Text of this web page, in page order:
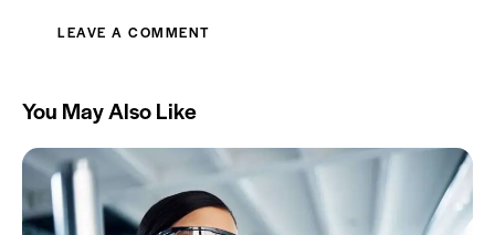
You May Also Like